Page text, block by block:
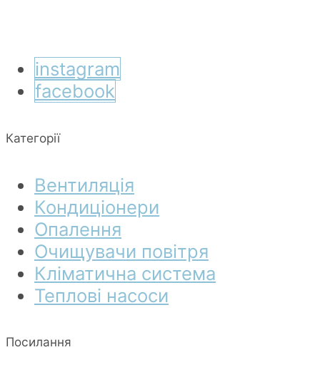
instagram
facebook
Категорії
Вентиляція
Кондиціонери
Опалення
Очищувачи повітря
Кліматична система
Теплові насоси
Посилання